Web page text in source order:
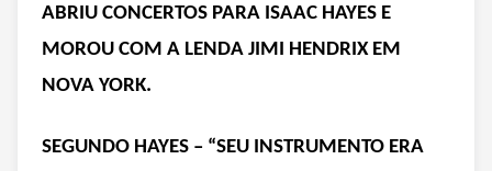
ABRIU CONCERTOS PARA ISAAC HAYES E
MOROU COM A LENDA JIMI HENDRIX EM
NOVA YORK.
SEGUNDO HAYES – “SEU INSTRUMENTO ERA